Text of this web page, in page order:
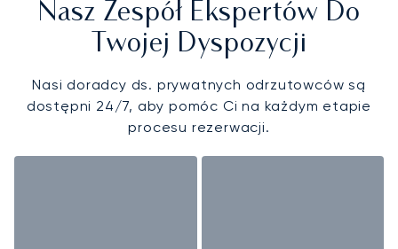
Nasz Zespół Ekspertów Do
Twojej Dyspozycji
Nasi doradcy ds. prywatnych odrzutowców są
dostępni 24/7, aby pomóc Ci na każdym etapie
procesu rezerwacji.